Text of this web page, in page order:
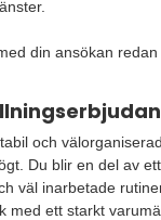
din ansökan redan
och
Du blir en del av
väl inarbetade
med ett starkt